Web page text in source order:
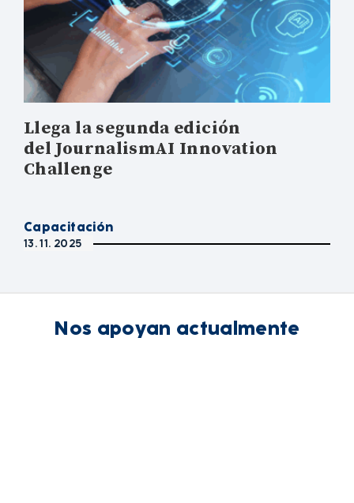
Llega la segunda edición
del JournalismAI Innovation
Challenge
Capacitación
13. 11. 2025
Nos apoyan actualmente